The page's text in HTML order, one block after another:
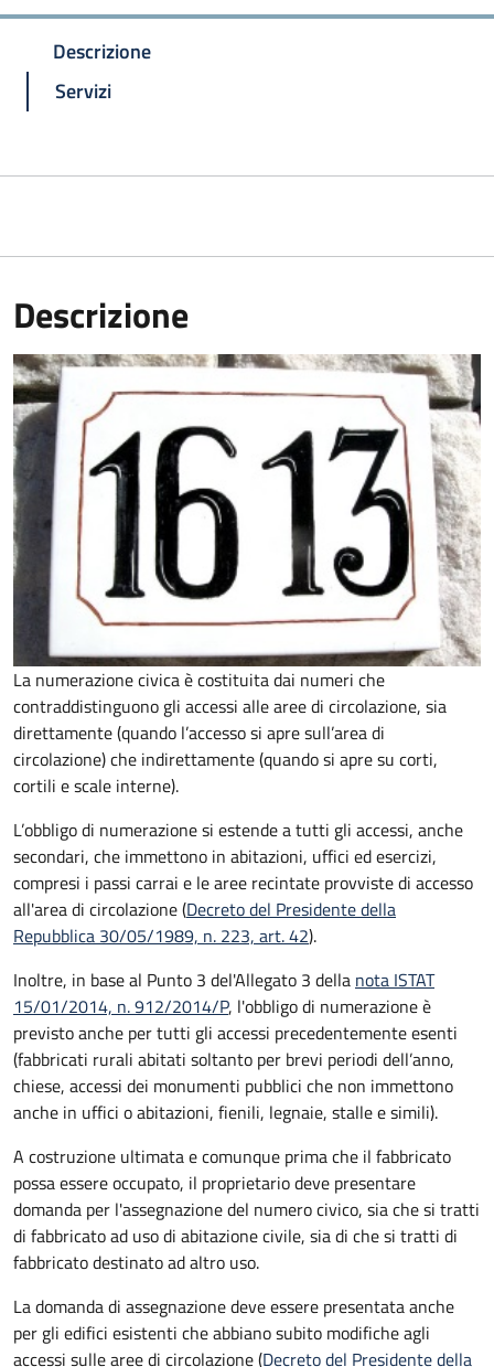
Descrizione
Servizi
Descrizione
La numerazione civica è costituita dai numeri che
contraddistinguono gli accessi alle aree di circolazione, sia
direttamente (quando l’accesso si apre sull’area di
circolazione) che indirettamente (quando si apre su corti,
cortili e scale interne).
L’obbligo di numerazione si estende a tutti gli accessi, anche
secondari, che immettono in abitazioni, uffici ed esercizi,
compresi i passi carrai e le aree recintate provviste di accesso
all'area di circolazione (Decreto del Presidente della
Repubblica 30/05/1989, n. 223, art. 42).
Inoltre, in base al Punto 3 del'Allegato 3 della nota ISTAT
15/01/2014, n. 912/2014/P, l'obbligo di numerazione è
previsto anche per tutti gli accessi precedentemente esenti
(fabbricati rurali abitati soltanto per brevi periodi dell’anno,
chiese, accessi dei monumenti pubblici che non immettono
anche in uffici o abitazioni, fienili, legnaie, stalle e simili).
A costruzione ultimata e comunque prima che il fabbricato
possa essere occupato, il proprietario deve presentare
domanda per l'assegnazione del numero civico, sia che si tratti
di fabbricato ad uso di abitazione civile, sia di che si tratti di
fabbricato destinato ad altro uso.
La domanda di assegnazione deve essere presentata anche
per gli edifici esistenti che abbiano subito modifiche agli
accessi sulle aree di circolazione (Decreto del Presidente della